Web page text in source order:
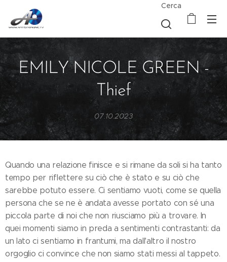
Cerca
EMILY NICOLE GREEN -
Thief
07.10.2023
Quando una relazione finisce e si rimane da soli si ha tanto
tempo per riflettere su ciò che è stato e su ciò che
sarebbe potuto essere. Ci sentiamo vuoti, come se quella
persona che se ne è andata avesse portato con sé una
piccola parte di noi che non riusciamo più a trovare. In
quei momenti siamo in preda a sentimenti contrastanti: da
un lato ci sentiamo in frantumi, ma dall'altro il nostro
orgoglio ci convince che non siamo stati messi al tappeto.